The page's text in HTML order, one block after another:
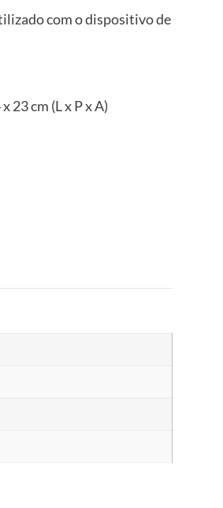
com o dispositivo de
23 cm (L x P x A)